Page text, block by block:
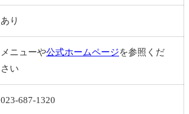
あり
メニューや公式ホームページを参照くだ
さい
023-687-1320